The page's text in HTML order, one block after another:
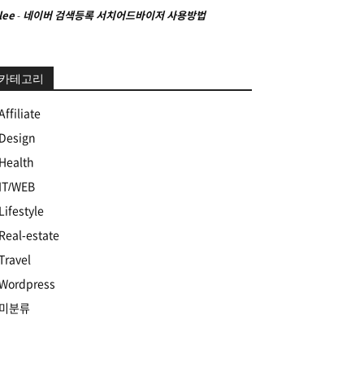
- 네이버 검색등록 서치어드바이저 사용방법
테고리
WEB
estate
분류